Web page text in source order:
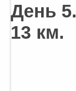
День
13 км.